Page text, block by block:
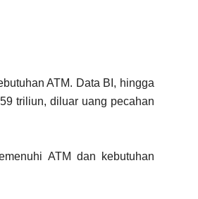
ATM. Data BI, hingga
triliun, diluar uang pecahan
ATM dan kebutuhan